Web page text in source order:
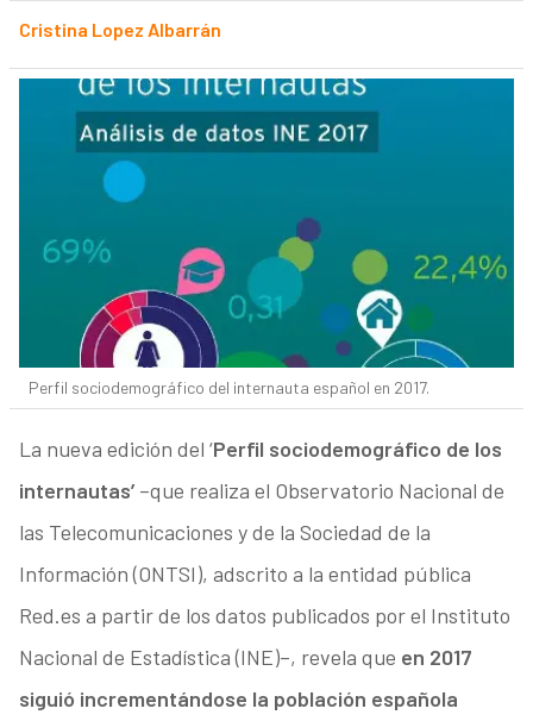
Cristina Lopez Albarrán
Perfil sociodemográfico del internauta español en 2017.
La nueva edición del ‘Perfil sociodemográfico de los
internautas’–que realiza el Observatorio Nacional de
las Telecomunicaciones y de la Sociedad de la
Información (ONTSI), adscrito a la entidad pública
Red.es a partir de los datos publicados por el Instituto
Nacional de Estadística (INE)–, revela que en 2017
siguió incrementándose la población española